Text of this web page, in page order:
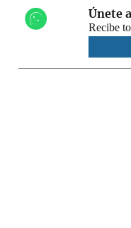
Únete
Recibe